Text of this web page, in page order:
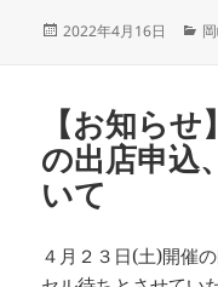
投
2022年4月16日
カ
ー
【お知ら
の出店申込
いて
４月２３日(土)開催